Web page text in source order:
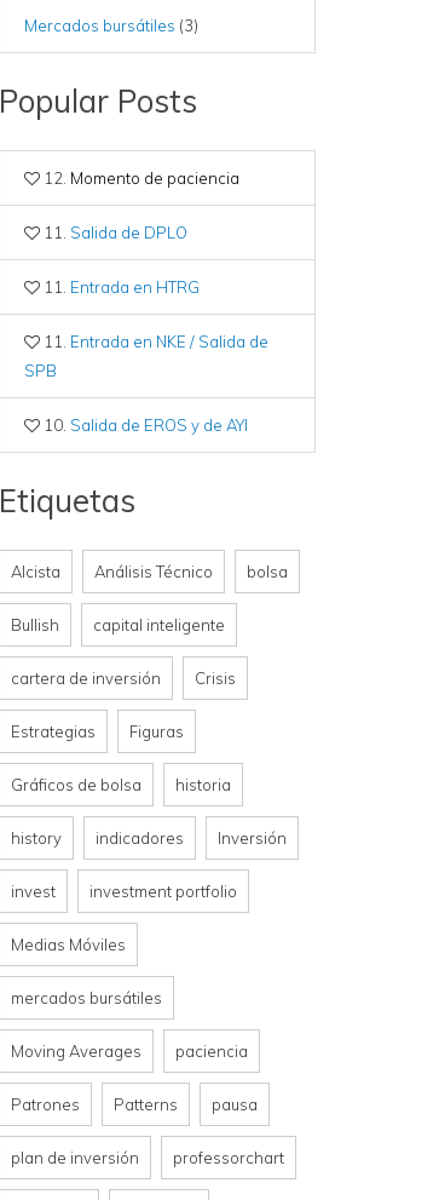
Mercados bursátiles (3)
Popular Posts
12. Momento de paciencia
11. Salida de DPLO
11. Entrada en HTRG
11. Entrada en NKE / Salida de
SPB
10. Salida de EROS y de AYI
Etiquetas
Alcista Análisis Técnico bolsa
Bullish capital inteligente
cartera de inversión Crisis
Estrategias Figuras
Gráficos de bolsa historia
history indicadores Inversión
invest investment portfolio
Medias Móviles
mercados bursátiles
Moving Averages paciencia
Patrones Patterns pausa
plan de inversión professorchart